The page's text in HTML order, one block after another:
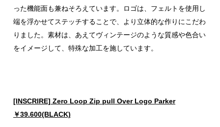
った機能面も兼ねそろえています。ロゴは、フェルトを使用し
端を浮かせてステッチすることで、より立体的な作りにこだわ
りました。素材は、あえてヴィンテージのような質感や色合い
をイメージして、特殊な加工を施しています。
[INSCRIRE] Zero Loop Zip pull Over Logo Parker
￥39.600(BLACK)